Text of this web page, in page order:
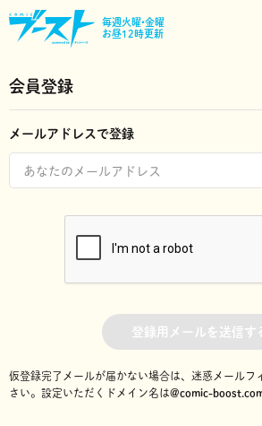
毎週火曜•金曜
お昼12時更新
会員登録
メールアドレスで登録
登録用メールを送信す
仮登録完了メールが届かない場合は、迷惑メールフ
さい。 設定いただくドメイン名は@comic-